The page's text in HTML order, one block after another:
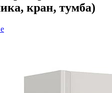
кран, тумба)